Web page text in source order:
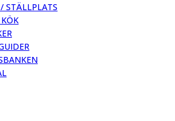
STÄLLPLATS
KÖK